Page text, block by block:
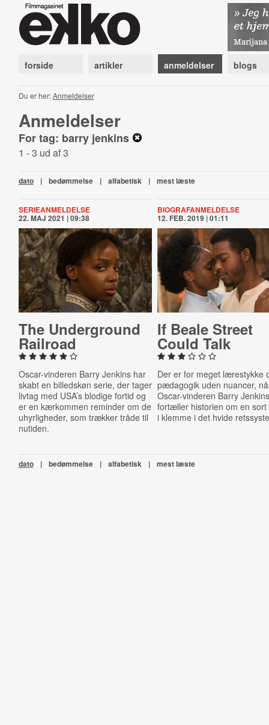
forside artikler anmeldelser blogs
Du er her:Anmeldelser
Anmeldelser
For tag: barry jenkins
1 - 3 ud af 3
dato | bedømmelse | alfabetisk | mest læste
SERIEANMELDELSE
22. MAJ 2021 | 09:38
The Un­der­ground
Railroad
Oscar-vinderen Barry Jenkins har
skabt en billedskøn serie, der tager
livtag med USA’s blodige fortid og
er en kærkommen reminder om de
uhyrligheder, som trækker tråde til
nutiden.
BIOGRAFANMELDELSE
12. FEB. 2019 | 01:11
If Beale Street
Could Talk
Der er for meget lærestykke
pædagogik uden nuancer,
Oscar-vinderen Barry
fortæller historien om en sort
i klemme i det hvide
dato | bedømmelse | alfabetisk | mest læste